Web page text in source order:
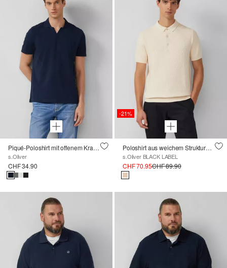
Piqué-Poloshirt mit offenem Kragen
s.Oliver
CHF 34.90
-21%
Poloshirt aus weichem Strukturstrick
s.Oliver BLACK LABEL
CHF 70.95CHF 89.90